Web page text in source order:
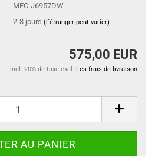
MFC-J6957DW
2-3 jours (l`étranger peut varier)
575,00 EUR
incl. 20% de taxe excl. Les frais de livraison